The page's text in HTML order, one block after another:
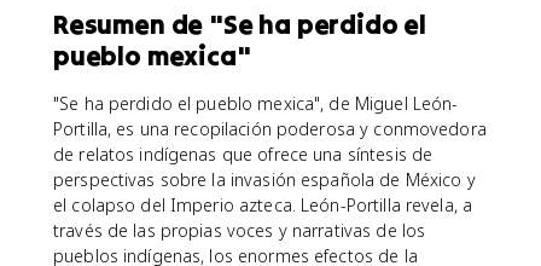
Resumen de "Se ha perdido el
pueblo mexica"
"Se ha perdido el pueblo mexica", de Miguel León-
Portilla, es una recopilación poderosa y conmovedora
de relatos indígenas que ofrece una síntesis de
perspectivas sobre la invasión española de México y
el colapso del Imperio azteca. León-Portilla revela, a
través de las propias voces y narrativas de los
pueblos indígenas, los enormes efectos de la